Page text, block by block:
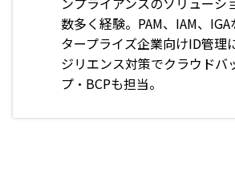
数多く経験。 PAM、 IAM、 IGA
タープライズ企業向けID管理
ジリエンス対策でクラウドバ
プ・ BCPも担当。